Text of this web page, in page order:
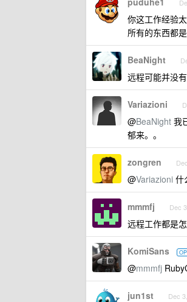
你这工作经验
所有的东西都
BeaNight
远程可能并没
Variazioni
@BeaNight 我
郁来。。
zongren
@Variazioni 什
mmmfj Dec
远程工作都是
KomiSans OP
@mmmfj
jun1st Dec